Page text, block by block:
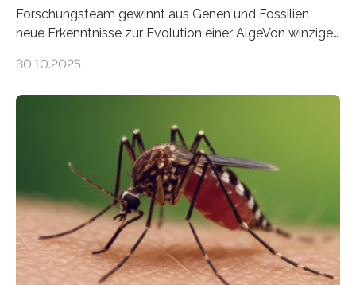
Forschungsteam gewinnt aus Genen und Fossilien
neue Erkenntnisse zur Evolution einer AlgeVon winzigen
Landpflanzen zählen zu den komplexesten
Grünalgen, die vor Hunderten von Millionen Jahren
lebten. Unter den Vorfahren sticht eine Gruppe heraus,
die noch heute in der Natur vorkommt: die
Süßwasseralge Coleochaetophyceae. Einige Arten
dieser Gruppe bilden aus Zellfäden dichte Geflechte
mit scheibenförmiger Gestalt. Was auffällig ist: Die
nächsten…
30.10.2025